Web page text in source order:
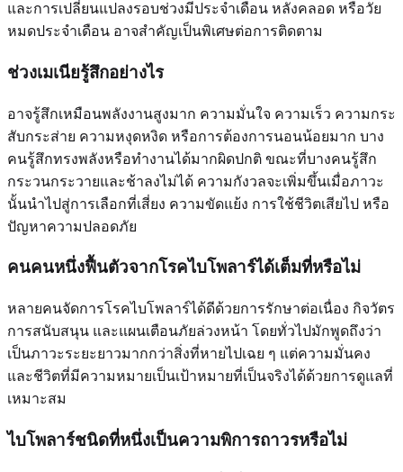
และการเปลี่ยนแปลงรอบช่วงมีประจำเดือน หลังคลอด หรือวัย
หมดประจำเดือน อาจสำคัญเป็นพิเศษต่อการติดตาม
ช่วงเมเนียรู้สึกอย่างไร
อาจรู้สึกเหมือนพลังงานสูงมาก ความมั่นใจ ความเร็ว ความกระ
สับกระส่าย ความหงุดหงิด หรือการต้องการนอนน้อยมาก บาง
คนรู้สึกทรงพลังหรือทำงานได้มากผิดปกติ ขณะที่บางคนรู้สึก
กระวนกระวายและช้าลงไม่ได้ ความกังวลจะเพิ่มขึ้นเมื่อภาวะ
นั้นนำไปสู่การเลือกที่เสี่ยง ความขัดแย้ง การใช้ชีวิตเสียไป หรือ
ปัญหาความปลอดภัย
คนคนหนึ่งฟื้นตัวจากโรคไบโพลาร์ได้เต็มที่หรือไม่
หลายคนจัดการโรคไบโพลาร์ได้ดีด้วยการรักษาต่อเนื่อง กิจวัตร
การสนับสนุน และแผนเตือนภัยล่วงหน้า โดยทั่วไปมักพูดถึงว่า
เป็นภาวะระยะยาวมากกว่าสิ่งที่หายไปเฉย ๆ แต่ความมั่นคง
และชีวิตที่มีความหมายเป็นเป้าหมายที่เป็นจริงได้ด้วยการดูแลที่
เหมาะสม
ไบโพลาร์ชนิดที่หนึ่งเป็นความพิการถาวรหรือไม่